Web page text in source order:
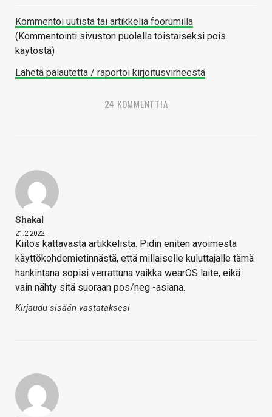
Kommentoi uutista tai artikkelia foorumilla
(Kommentointi sivuston puolella toistaiseksi pois
käytöstä)
Lähetä palautetta / raportoi kirjoitusvirheestä
24 KOMMENTTIA
Shakal
21.2.2022
Kiitos kattavasta artikkelista. Pidin eniten avoimesta
käyttökohdemietinnästä, että millaiselle kuluttajalle tämä
hankintana sopisi verrattuna vaikka wearOS laite, eikä
vain nähty sitä suoraan pos/neg -asiana.
Kirjaudu sisään vastataksesi